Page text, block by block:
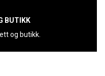
BUTIKK
og butikk.